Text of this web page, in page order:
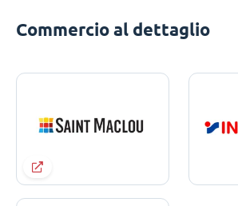
Commercio al dettaglio